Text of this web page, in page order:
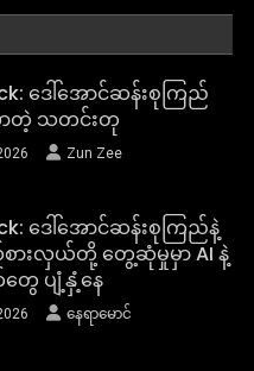
ဒေါ်အောင်ဆန်းစုကြည်
တဲ့ သတင်းတု
Zun Zee
ဒေါ်အောင်ဆန်းစုကြည်နဲ့
ားလှယ်တို့ တွေ့ဆုံမှုမှာ AI နဲ့
ေ ပျံ့နှံ့နေ
နေရာမောင်